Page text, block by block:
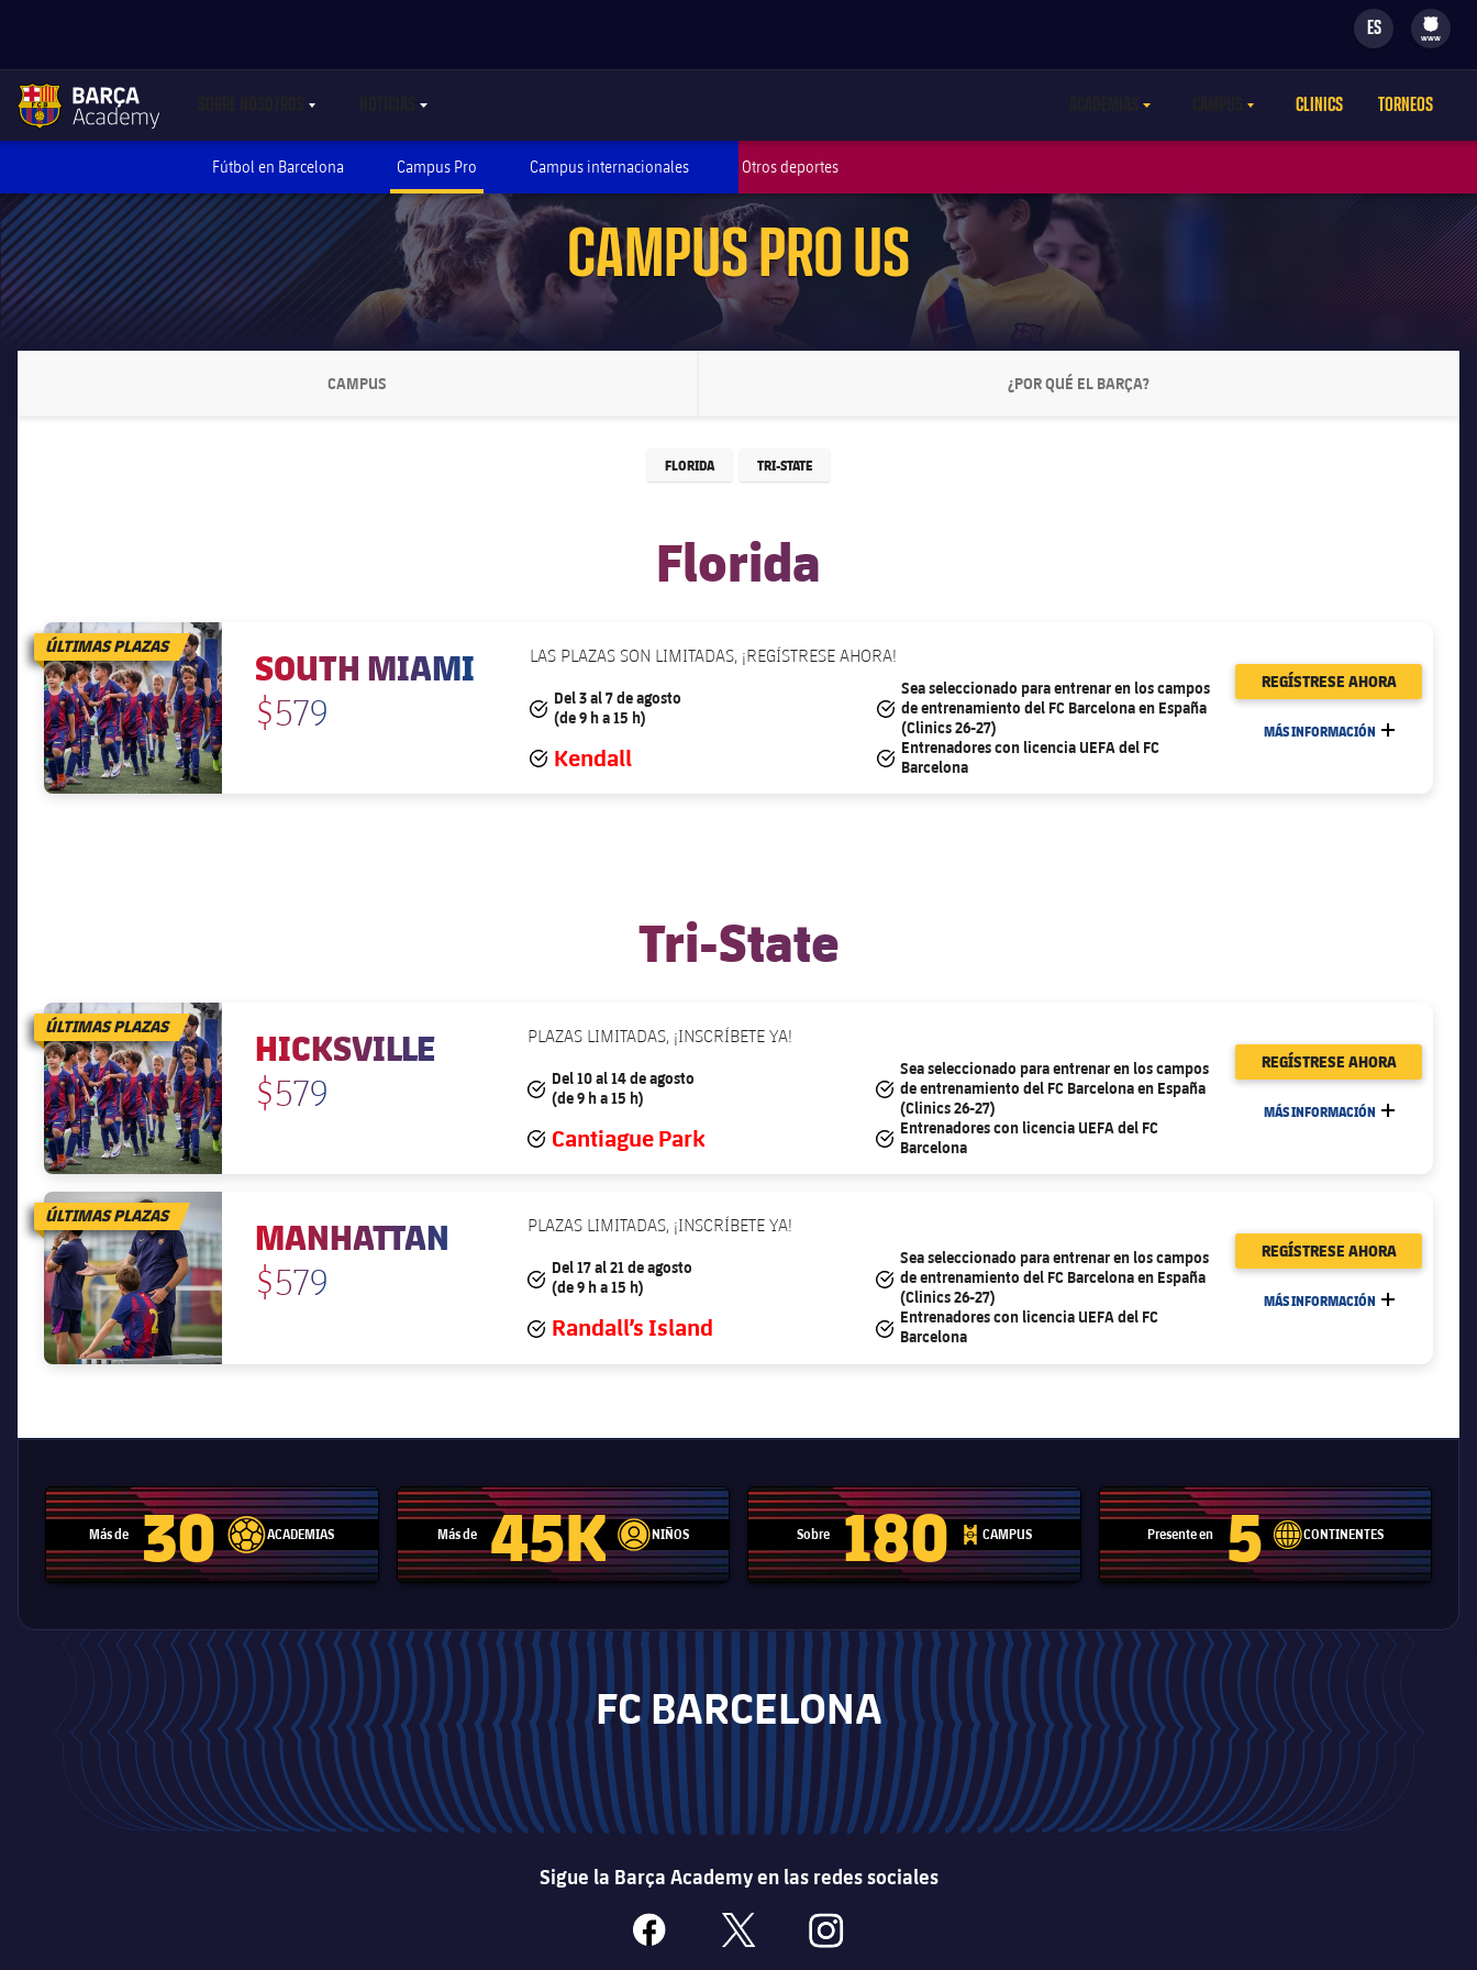
ES
filled-badge
www
label.aria.academylogo LABEL.ARIA.CARETDOWN
CLINICS TORNEOS
Fútbol en Barcelona Campus Pro Campus internacionales Otros deportes
CAMPUS PRO US
CAMPUS
LABEL.ARIA.CHEVRONRIGHT
¿POR QUÉ EL BARÇA?
LABEL.ARIA.CHEVRONRIGHT
FLORIDA TRI-STATE
Florida
ÚLTIMAS PLAZAS SOUTH MIAMI
$579
LAS PLAZAS SON LIMITADAS, ¡REGÍSTRESE AHORA!
#tick
Del 3 al 7 de agosto
(de 9 h a 15 h)
#tick
Sea seleccionado para entrenar en los campos
de entrenamiento del FC Barcelona en España
(Clinics 26-27)
#tick
Kendall #tick
Entrenadores con licencia UEFA del FC
Barcelona
REGÍSTRESE AHORA
MÁS INFORMACIÓN MÁS
Tri-State
ÚLTIMAS PLAZAS HICKSVILLE
$579
PLAZAS LIMITADAS, ¡INSCRÍBETE YA!
#tick
Del 10 al 14 de agosto
(de 9 h a 15 h)
#tick
Sea seleccionado para entrenar en los campos
de entrenamiento del FC Barcelona en España
(Clinics 26-27)
#tick
Cantiague Park #tick
Entrenadores con licencia UEFA del FC
Barcelona
REGÍSTRESE AHORA
MÁS INFORMACIÓN MÁS
ÚLTIMAS PLAZAS MANHATTAN
$579
PLAZAS LIMITADAS, ¡INSCRÍBETE YA!
#tick
Del 17 al 21 de agosto
(de 9 h a 15 h)
#tick
Sea seleccionado para entrenar en los campos
de entrenamiento del FC Barcelona en España
(Clinics 26-27)
#tick
Randall’s Island #tick
Entrenadores con licencia UEFA del FC
Barcelona
REGÍSTRESE AHORA
MÁS INFORMACIÓN MÁS
Más de 30label.aria.football
ACADEMIAS Más de 45Klabel.aria.player
NIÑOS Sobre 180label.aria.pitch
CAMPUS Presente en 5 label.aria.network
CONTINENTES
FC BARCELONA
Sigue la Barça Academy en las redes sociales
facebook x instagram